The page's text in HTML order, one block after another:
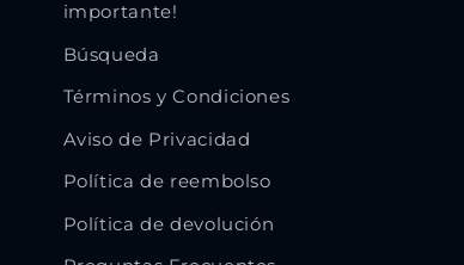
importante!
Búsqueda
Términos y Condiciones
Aviso de Privacidad
Política de reembolso
Política de devolución